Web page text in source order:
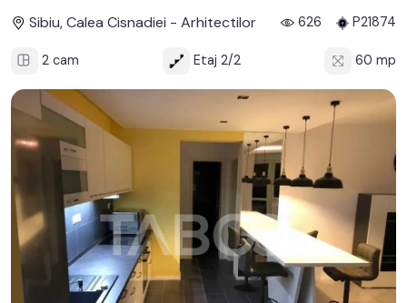
Sibiu, Calea Cisnadiei - Arhitectilor 626 P21874
2 cam Etaj 2/2 60 mp